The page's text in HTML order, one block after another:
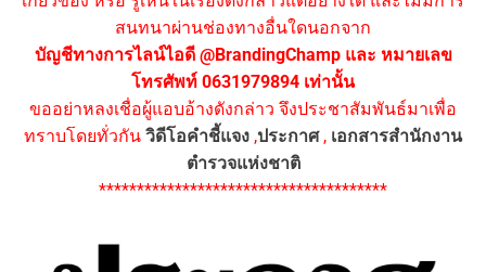
สนทนาผ่านช่องทางอื่นใดนอกจาก
บัญชีทางการไลน์ไอดี @BrandingChamp และ หมายเลข
โทรศัพท์ 0631979894 เท่านั้น
ขออย่าหลงเชื่อผู้แอบอ้างดังกล่าว จึงประชาสัมพันธ์มาเพื่อ
ทราบโดยทั่วกัน วิดีโอคำชี้แจง ,ประกาศ, เอกสารสำนักงาน
ตำรวจแห่งชาติ
**************************************